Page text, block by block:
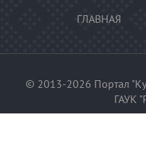
ГЛАВНАЯ
© 2013-2026 Портал
ГАУК